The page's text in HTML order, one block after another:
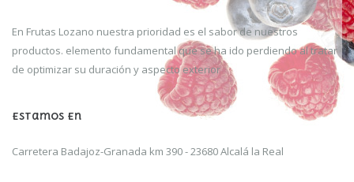
En Frutas Lozano nuestra prioridad es el sabor de nuestros
productos. elemento fundamental que se ha ido perdiendo al tratar
de optimizar su duración y aspecto exterior
Estamos En
Carretera Badajoz-Granada km 390 -23680 Alcalá la Real